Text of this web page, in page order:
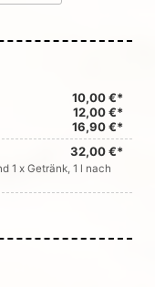
10,00 €*
12,00 €*
16,90 €*
32,00 €*
1 x Getränk, 1 l nach